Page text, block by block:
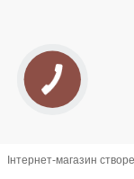
Інтернет-магазин